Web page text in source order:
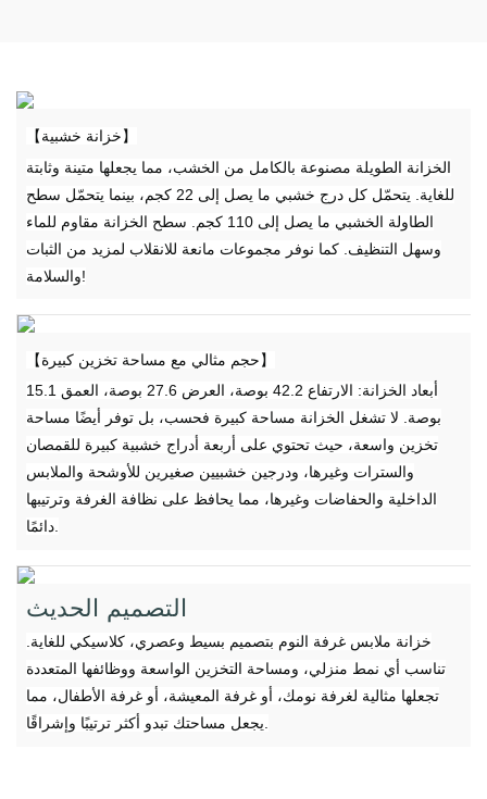
【خزانة خشبية】
الخزانة الطويلة مصنوعة بالكامل من الخشب، مما يجعلها متينة وثابتة
للغاية. يتحمّل كل درج خشبي ما يصل إلى 22 كجم، بينما يتحمّل سطح
الطاولة الخشبي ما يصل إلى 110 كجم. سطح الخزانة مقاوم للماء
وسهل التنظيف. كما نوفر مجموعات مانعة للانقلاب لمزيد من الثبات
والسلامة!
【حجم مثالي مع مساحة تخزين كبيرة】
أبعاد الخزانة: الارتفاع 42.2 بوصة، العرض 27.6 بوصة، العمق 15.1
بوصة. لا تشغل الخزانة مساحة كبيرة فحسب، بل توفر أيضًا مساحة
تخزين واسعة، حيث تحتوي على أربعة أدراج خشبية كبيرة للقمصان
والسترات وغيرها، ودرجين خشبيين صغيرين للأوشحة والملابس
الداخلية والحفاضات وغيرها، مما يحافظ على نظافة الغرفة وترتيبها
دائمًا.
التصميم الحديث
خزانة ملابس غرفة النوم بتصميم بسيط وعصري، كلاسيكي للغاية.
تناسب أي نمط منزلي، ومساحة التخزين الواسعة ووظائفها المتعددة
تجعلها مثالية لغرفة نومك، أو غرفة المعيشة، أو غرفة الأطفال، مما